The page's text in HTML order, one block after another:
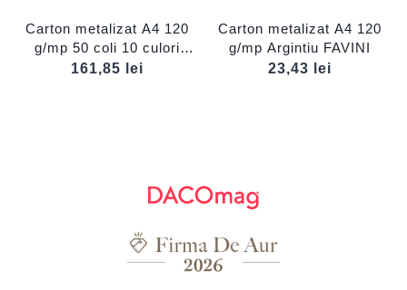
Carton metalizat A4 120
g/mp 50 coli 10 culori
DACO
161,85 lei
Carton metalizat A4 120
g/mp Argintiu FAVINI
23,43
lei